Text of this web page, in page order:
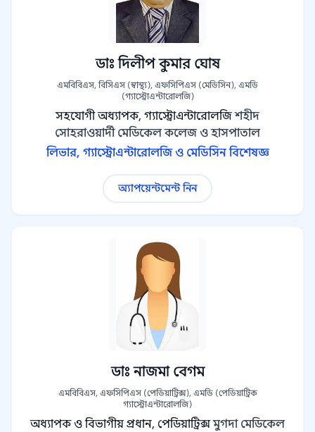
ডাঃ দিলীপ কুমার ঘোষ
এমবিবিএস, বিসিএস (স্বাস্থ্য), এফসিপিএস (মেডিসিন), এমডি
(গ্যাস্ট্রোএন্টারোলজি)
সহযোগী অধ্যাপক, গ্যাস্ট্রোএন্টারোলজি শহীদ
সোহরাওয়ার্দী মেডিকেল কলেজ ও হাসপাতাল
লিভার, গ্যাস্ট্রোএন্টারোলজি ও মেডিসিন বিশেষজ্ঞ
অ্যাপয়েন্টমেন্ট নিন
ডাঃ নাজমা বেগম
এমবিবিএস, এফসিপিএস (পেডিয়াট্রিক্স), এমডি (পেডিয়াট্রিক
গ্যাস্ট্রোএন্টারোলজি)
অধ্যাপক ও বিভাগীয় প্রধান, পেডিয়াট্রিক্স মুগদা মেডিকেল